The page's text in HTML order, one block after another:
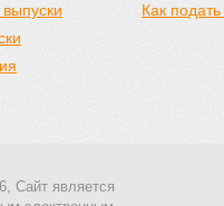
Как
Сайт является